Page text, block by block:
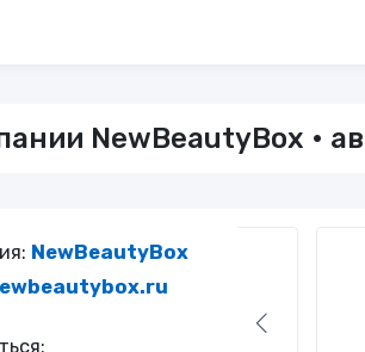
NewBeautyBox •
NewBeautyBox